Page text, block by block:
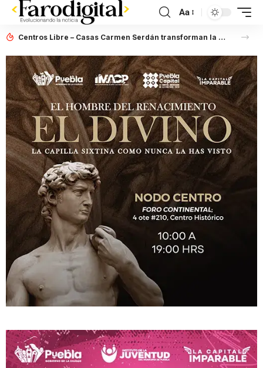
Aa
Centros Libre – Casas Carmen Serdán transforman la vida de mujeres en entornos de violencia